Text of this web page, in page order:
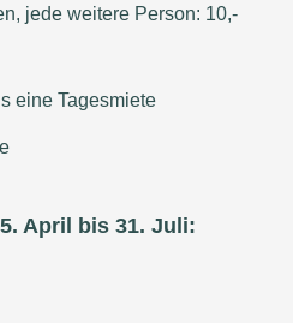
jede weitere Person: 10,-
eine Tagesmiete
April bis 31. Juli: